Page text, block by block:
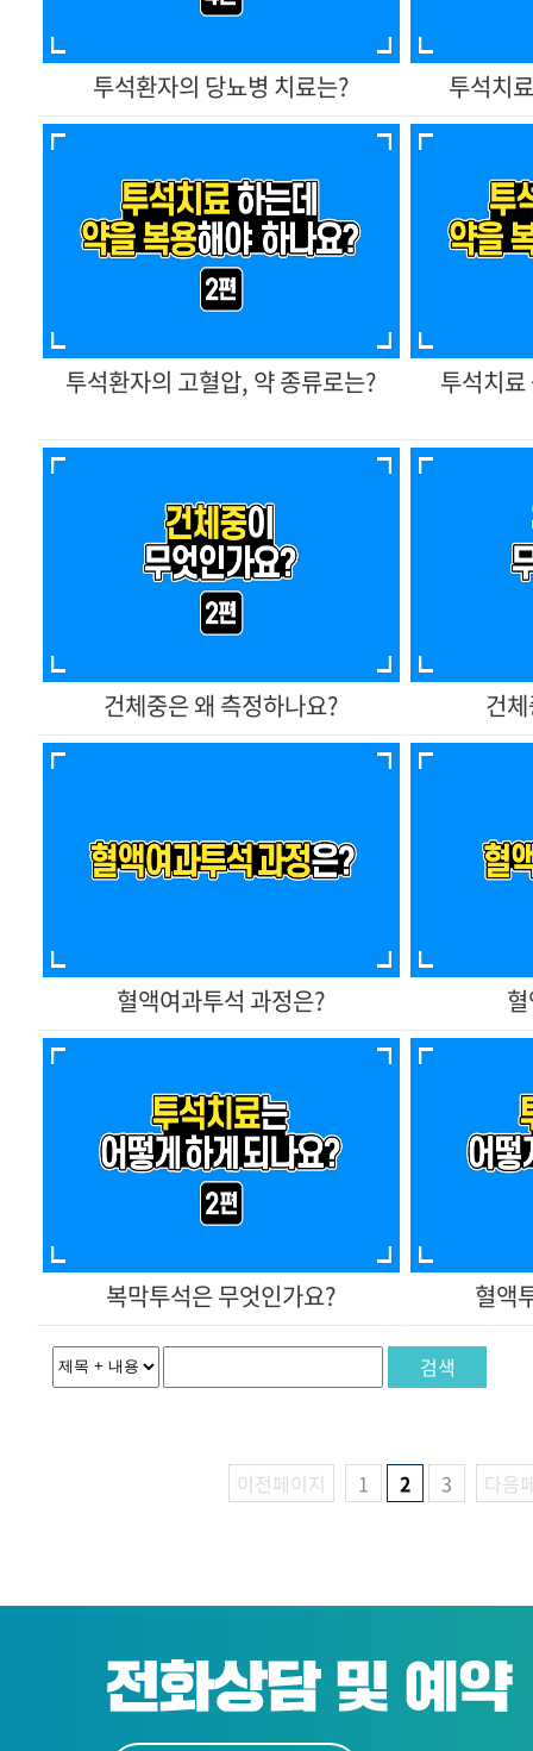
투석환자의 당뇨병 치료는? 투석치
투석환자의 고혈압, 약 종류로는?
건체중은 왜 측정하나요? 건
혈액여과투석 과정은?
복막투석은 무엇인가요? 혈액
검색
이전페이지 1 2 3 다음